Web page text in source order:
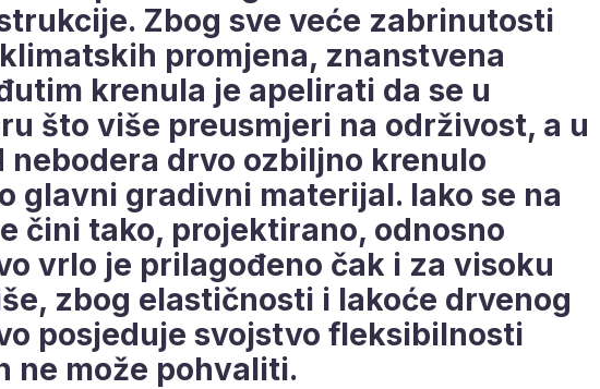
Zbog sve veće zabrinutosti
promjena, znanstvena
krenula je apelirati da se u
što više preusmjeri na održivost, a u
nebodera drvo ozbiljno krenulo
glavni gradivni materijal. Iako se na
čini tako, projektirano, odnosno
vrlo je prilagođeno čak i za visoku
zbog elastičnosti i lakoće drvenog
posjeduje svojstvo fleksibilnosti
ne može pohvaliti.